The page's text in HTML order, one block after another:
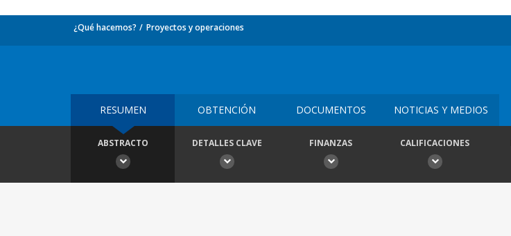
¿Qué hacemos? Proyectos y operaciones
RESUMEN OBTENCIÓN DOCUMENTOS NOTICIAS Y MEDIOS
ABSTRACTO DETALLES CLAVE FINANZAS CALIFICACIONES